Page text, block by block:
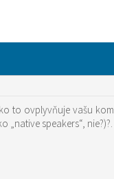
to ovplyvňuje vašu
speakers“,